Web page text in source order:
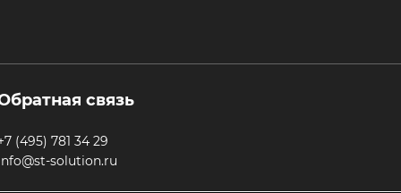
связь
(495) 781 34 29
solution.ru